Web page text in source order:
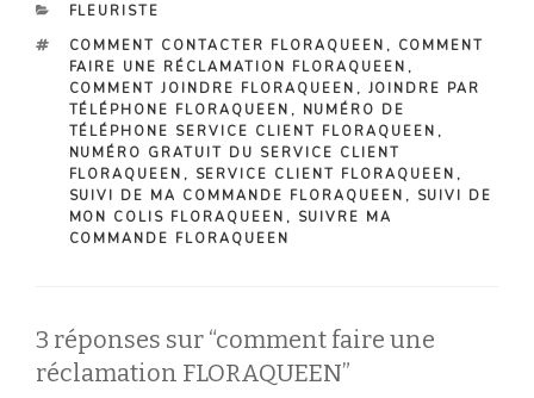
CATÉGORIES
FLEURISTE
ÉTIQUETTES
COMMENT CONTACTER FLORAQUEEN , COMMENT
FAIRE UNE RÉCLAMATION FLORAQUEEN ,
COMMENT JOINDRE FLORAQUEEN , JOINDRE PAR
TÉLÉPHONE FLORAQUEEN , NUMÉRO DE
TÉLÉPHONE SERVICE CLIENT FLORAQUEEN ,
NUMÉRO GRATUIT DU SERVICE CLIENT
FLORAQUEEN , SERVICE CLIENT FLORAQUEEN ,
SUIVI DE MA COMMANDE FLORAQUEEN , SUIVI DE
MON COLIS FLORAQUEEN , SUIVRE MA
COMMANDE FLORAQUEEN
3 réponses sur “comment faire une
réclamation FLORAQUEEN”